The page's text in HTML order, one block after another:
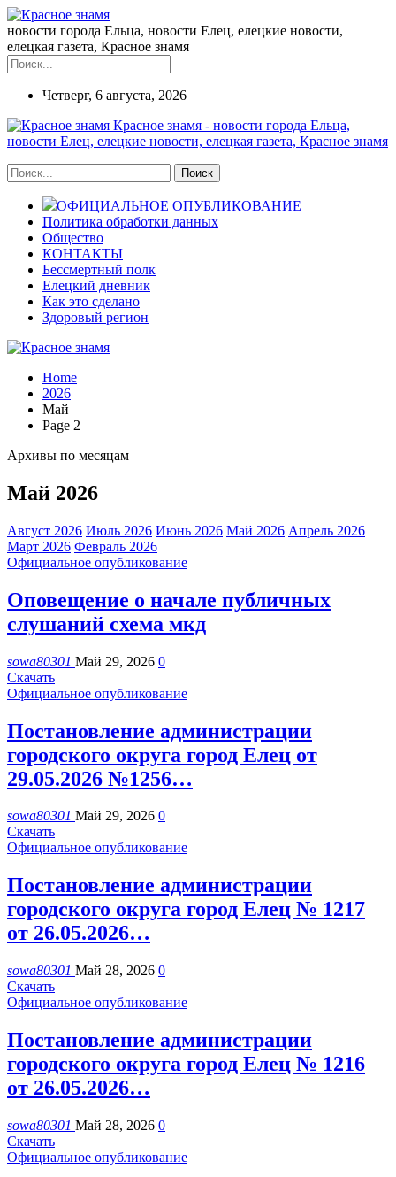
новости города Ельца, новости Елец, елецкие новости,
елецкая газета, Красное знамя
Четверг, 6 августа, 2026
Красное знамя - новости города Ельца,
новости Елец, елецкие новости, елецкая газета, Красное знамя
ОФИЦИАЛЬНОЕ ОПУБЛИКОВАНИЕ
Политика обработки данных
Общество
КОНТАКТЫ
Бессмертный полк
Елецкий дневник
Как это сделано
Здоровый регион
Home
2026
Май
Page 2
Архивы по месяцам
Май 2026
Август 2026 Июль 2026 Июнь 2026 Май 2026 Апрель 2026
Март 2026 Февраль 2026
Официальное опубликование
Оповещение о начале публичных
слушаний схема мкд
sowa80301 Май 29, 2026 0
Скачать
Официальное опубликование
Постановление администрации
городского округа город Елец от
29.05.2026 №1256…
sowa80301 Май 29, 2026 0
Скачать
Официальное опубликование
Постановление администрации
городского округа город Елец № 1217
от 26.05.2026…
sowa80301 Май 28, 2026 0
Скачать
Официальное опубликование
Постановление администрации
городского округа город Елец № 1216
от 26.05.2026…
sowa80301 Май 28, 2026 0
Скачать
Официальное опубликование